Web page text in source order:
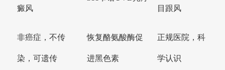
癜风 目跟风
非癌症，不传
染，可遗传
恢复酪氨酸酶促
进黑色素
正规医院，科
学认识